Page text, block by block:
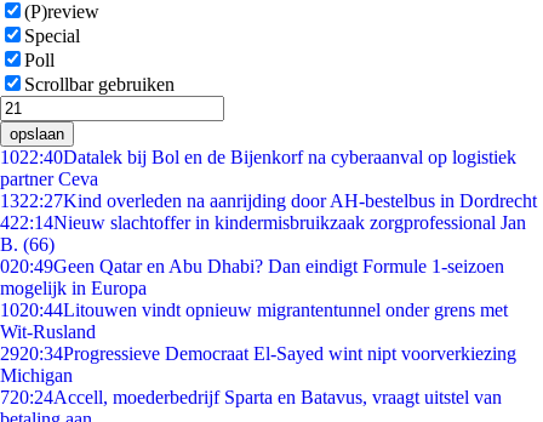
(P)review
Special
Poll
Scrollbar gebruiken
opslaan
1022:40Datalek bij Bol en de Bijenkorf na cyberaanval op logistiek
partner Ceva
1322:27Kind overleden na aanrijding door AH-bestelbus in Dordrecht
422:14Nieuw slachtoffer in kindermisbruikzaak zorgprofessional Jan
B. (66)
020:49Geen Qatar en Abu Dhabi? Dan eindigt Formule 1-seizoen
mogelijk in Europa
1020:44Litouwen vindt opnieuw migrantentunnel onder grens met
Wit-Rusland
2920:34Progressieve Democraat El-Sayed wint nipt voorverkiezing
Michigan
720:24Accell, moederbedrijf Sparta en Batavus, vraagt uitstel van